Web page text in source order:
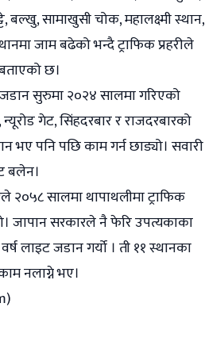
बल्खु, सामाखुसी चोक, महालक्ष्मी स्थान,
जाम बढेको भन्दै ट्राफिक प्रहरीले
छ।
सुरुमा २०२४ सालमा गरिएको
गेट, सिंहदरबार र राजदरबारको
भए पनि पछि काम गर्न छाड्यो। सवारी
बलेन।
२०५८ सालमा थापाथलीमा ट्राफिक
जापान सरकारले नै फेरि उपत्यकाका
लाइट जडान गर्यो । ती ११ स्थानका
नलाग्ने भए।
)